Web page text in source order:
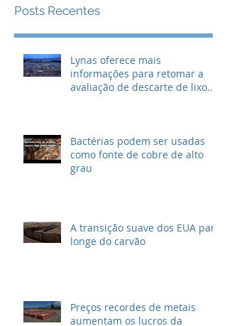
Posts Recentes
Lynas oferece mais
informações para retomar a
avaliação de descarte de lixo
Bactérias podem ser usadas
como fonte de cobre de alto
grau
A transição suave dos EUA para
longe do carvão
Preços recordes de metais
aumentam os lucros da